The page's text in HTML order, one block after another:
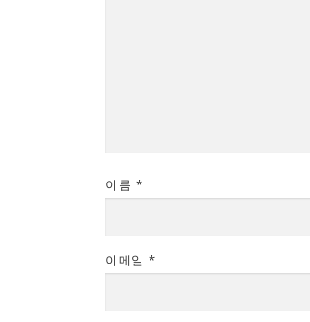
이름 *
이메일 *